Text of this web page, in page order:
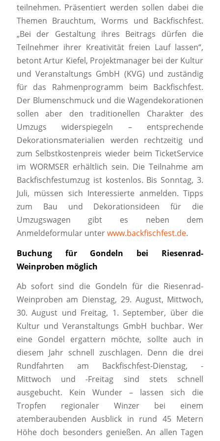
teilnehmen. Präsentiert werden sollen dabei die
Themen Brauchtum, Worms und Backfischfest.
„Bei der Gestaltung ihres Beitrags dürfen die
Teilnehmer ihrer Kreativität freien Lauf lassen“,
betont Artur Kiefel, Projektmanager bei der Kultur
und Veranstaltungs GmbH (KVG) und zuständig
für das Rahmenprogramm beim Backfischfest.
Der Blumenschmuck und die Wagendekorationen
sollen aber den traditionellen Charakter des
Umzugs widerspiegeln – entsprechende
Dekorationsmaterialien werden rechtzeitig und
zum Selbstkostenpreis wieder beim TicketService
im WORMSER erhältlich sein. Die Teilnahme am
Backfischfestumzug ist kostenlos. Bis Sonntag, 3.
Juli, müssen sich Interessierte anmelden. Tipps
zum Bau und Dekorationsideen für die
Umzugswagen gibt es neben dem
Anmeldeformular unterwww.backfischfest.de.
Buchung für Gondeln bei Riesenrad-
Weinproben möglich
Ab sofort sind die Gondeln für die Riesenrad-
Weinproben am Dienstag, 29. August, Mittwoch,
30. August und Freitag, 1. September, über die
Kultur und Veranstaltungs GmbH buchbar. Wer
eine Gondel ergattern möchte, sollte auch in
diesem Jahr schnell zuschlagen. Denn die drei
Rundfahrten am Backfischfest-Dienstag, -
Mittwoch und -Freitag sind stets schnell
ausgebucht. Kein Wunder – lassen sich die
Tropfen regionaler Winzer bei einem
atemberaubenden Ausblick in rund 45 Metern
Höhe doch besonders genießen. An allen Tagen